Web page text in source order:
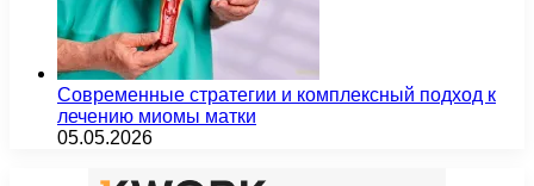
Современные стратегии и комплексный подход к
лечению миомы матки
05.05.2026